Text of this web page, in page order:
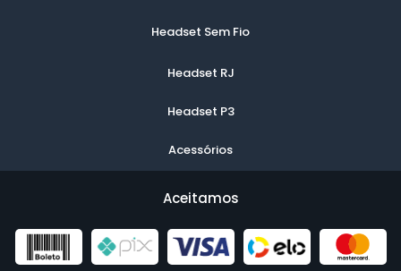
Headset Sem Fio
Headset RJ
Headset P3
Acessórios
Aceitamos